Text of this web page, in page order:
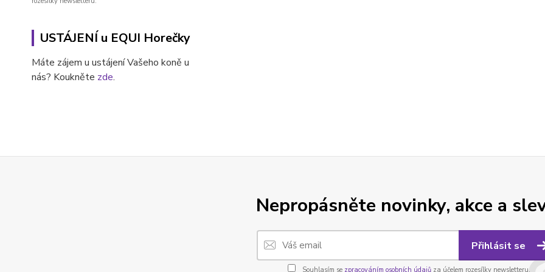
USTÁJENÍ u EQUI Horečky
Máte zájem u ustájení Vašeho koně u
nás? Koukněte zde.
Nepropásněte novinky, akce a
Přihlásit se
Souhlasím se zpracováním osobních údajůza účelem rozesílky newsletteru.